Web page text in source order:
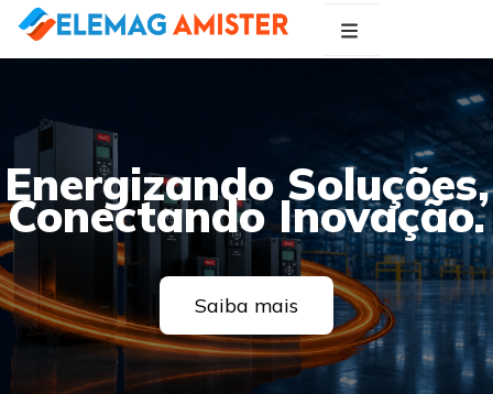
Energizando Soluções,
Conectando Inovação.
Saiba mais